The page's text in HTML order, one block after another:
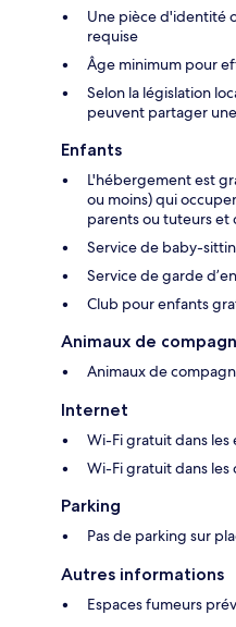
Une pièce d'identité
requise
Âge minimum pour
Selon la législation
peuvent partager
Enfants
L'hébergement est
ou moins) qui
parents ou tuteurs et
Service de baby-
Service de garde
Club pour enfants
Animaux de
Animaux de
Internet
Wi-Fi gratuit dans les
Wi-Fi gratuit dans les
Parking
Pas de parking sur
Autres informations
Espaces fumeurs